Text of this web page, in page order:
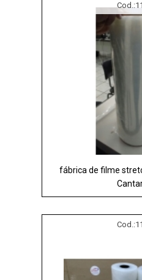
Cod.:
fábrica de filme
Cod.: